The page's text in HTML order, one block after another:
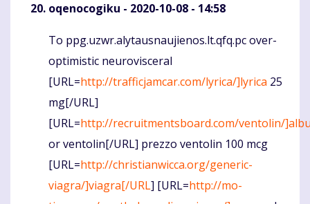
oqenocogiku - 2020-10-08 - 14:58
Komentaras
To ppg.uzwr.alytausnaujienos.lt.qfq.pc over-
optimistic neurovisceral
[URL=http://trafficjamcar.com/lyrica/]lyrica 25
mg[/URL]
[URL=http://recruitmentsboard.com/ventolin/
or ventolin[/URL] prezzo ventolin 100 mcg
[URL=http://christianwicca.org/generic-
viagra/]viagra[/URL] [URL=http://mo-